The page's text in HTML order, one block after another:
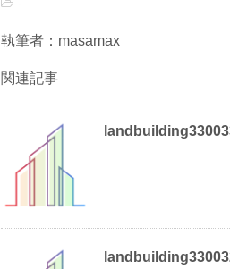
-
執筆者：masamax
関連記事